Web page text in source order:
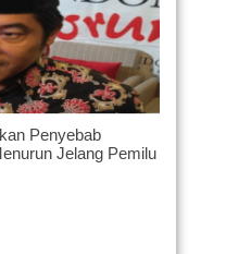
Penyebab
Jelang Pemilu